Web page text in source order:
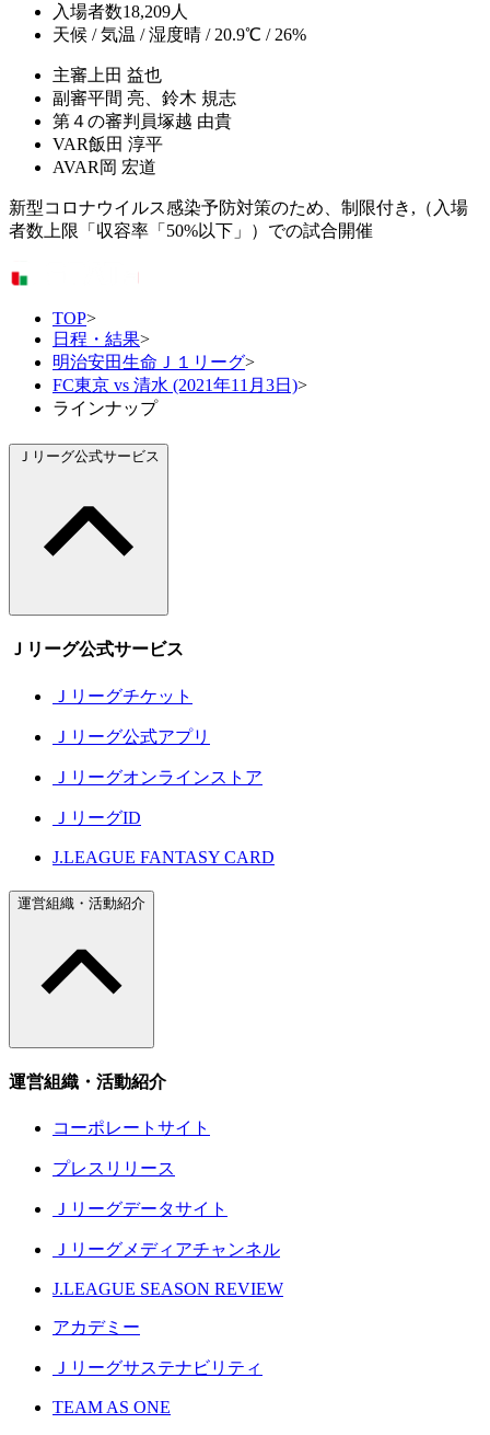
入場者数18,209人
天候 / 気温 / 湿度晴 / 20.9℃ / 26%
主審 上田 益也
副審平間 亮、鈴木 規志
第４の審判員塚越 由貴
VAR飯田 淳平
AVAR 岡 宏道
新型コロナウイルス感染予防対策のため、制限付き,（入場
者数上限「収容率「50%以下」）での試合開催
TOP>
日程・結果>
明治安田生命Ｊ１リーグ>
FC東京 vs 清水 (2021年11月3日)>
ラインナップ
Ｊリーグ公式サービス
Ｊリーグ公式サービス
Ｊリーグチケット
Ｊリーグ公式アプリ
Ｊリーグオンラインストア
ＪリーグID
J.LEAGUE FANTASY CARD
運営組織・活動紹介
運営組織・活動紹介
コーポレートサイト
プレスリリース
Ｊリーグデータサイト
Ｊリーグメディアチャンネル
J.LEAGUE SEASON REVIEW
アカデミー
Ｊリーグサステナビリティ
TEAM AS ONE